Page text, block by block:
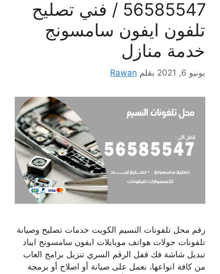
56585547 / فني تصليح
تلفون ايفون سامسونج
خدمة منازل
يونيو 6, 2021 بقلم Rawan
رقم محل تلفونات النسيم الكويت خدمات تصليح وصيانة
تلفونات جولات هواتف موبايلات ايفون سامسونج ايباد
تبديل شاشة فك قفل الرقم السري تنزيل برامج العاب
من كافة انواعها، نعمل على صيانة أو اصلاح أو برمجة